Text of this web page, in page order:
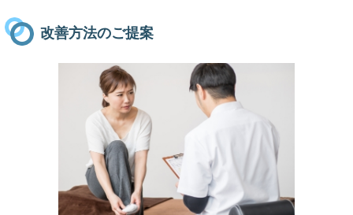
改善方法のご提案